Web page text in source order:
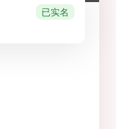
已实名